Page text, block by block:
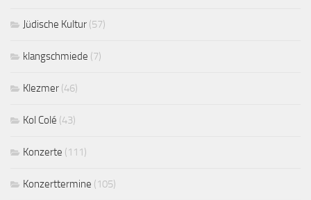
Jüdische Kultur (57)
klangschmiede (7)
Klezmer (46)
Kol Colé (43)
Konzerte (111)
Konzerttermine (105)